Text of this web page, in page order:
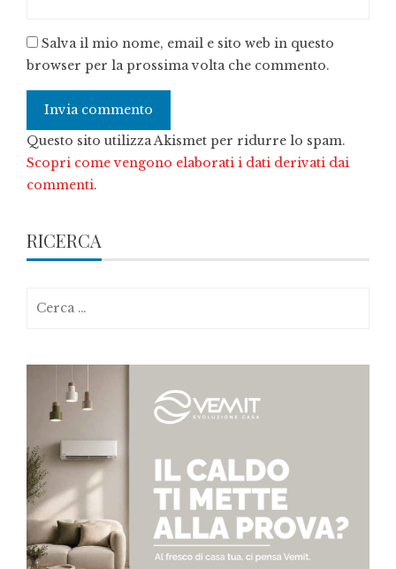
Salva il mio nome, email e sito web in questo
browser per la prossima volta che commento.
Questo sito utilizza Akismet per ridurre lo spam.
Scopri come vengono elaborati i dati derivati dai
commenti.
RICERCA